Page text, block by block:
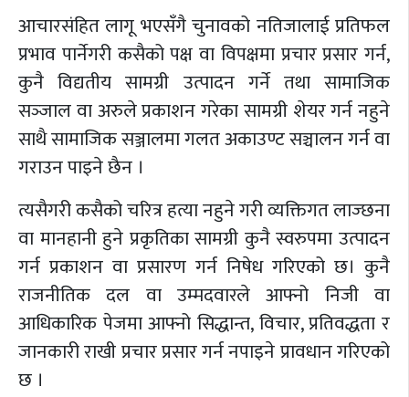
आचारसंहित लागू भएसँगै चुनावको नतिजालाई प्रतिफल
प्रभाव पार्नेगरी कसैको पक्ष वा विपक्षमा प्रचार प्रसार गर्न,
कुनै विद्यतीय सामग्री उत्पादन गर्ने तथा सामाजिक
सञ्‍जाल वा अरुले प्रकाशन गरेका सामग्री शेयर गर्न नहुने
साथै सामाजिक सञ्जालमा गलत अकाउण्ट सञ्चालन गर्न वा
गराउन पाइने छैन ।
त्यसैगरी कसैको चरित्र हत्या नहुने गरी व्यक्तिगत लाज्छना
वा मानहानी हुने प्रकृतिका सामग्री कुनै स्वरुपमा उत्पादन
गर्न प्रकाशन वा प्रसारण गर्न निषेध गरिएको छ। कुनै
राजनीतिक दल वा उम्मदवारले आफ्नो निजी वा
आधिकारिक पेजमा आफ्नो सिद्धान्त, विचार, प्रतिवद्धता र
जानकारी राखी प्रचार प्रसार गर्न नपाइने प्रावधान गरिएको
छ ।